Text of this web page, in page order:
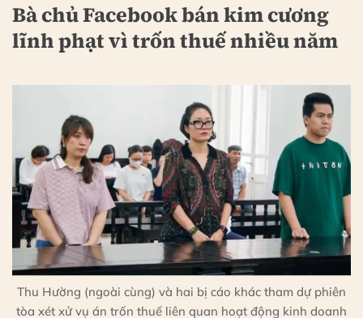
Bà chủ Facebook bán kim cương
lĩnh phạt vì trốn thuế nhiều năm
Thu Hường (ngoài cùng) và hai bị cáo khác tham dự phiên
tòa xét xử vụ án trốn thuế liên quan hoạt động kinh doanh